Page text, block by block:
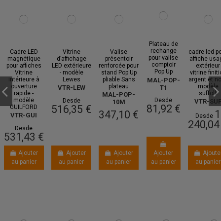
Cadre LED
magnétique
pour affiches
Vitrine
intérieure à
ouverture
rapide -
modèle
GUILFORD
VTR-GUI
Desde
531,43 €
Ajouter
au panier
Vitrine
d’affichage
LED extérieure
- modèle
Lewes
VTR-LEW
Desde
516,35 €
Ajouter
au panier
Valise
présentoir
renforcée pour
stand Pop Up
pliable Sans
plateau
MAL-POP-
10M
347,10 €
Ajouter
au panier
Plateau de
rechange
pour valise
comptoir
Pop Up
MAL-POP-
T1
Desde
81,92 €
Ajouter
au panier
cadre led
affiche
extérieur
vitrine
argent et
modèle
suffolk
VTR-
Desde 1
au panier